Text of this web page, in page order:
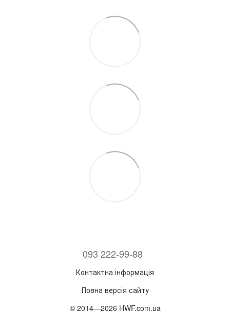
093 222-99-88
Контактна інформація
Повна версія сайту
© 2014—2026 HWF.com.ua